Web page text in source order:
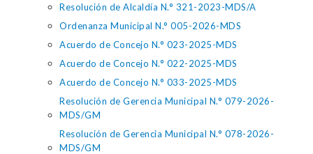
Resolución de Alcaldía N.° 321-2023-MDS/A
Ordenanza Municipal N.° 005-2026-MDS
Acuerdo de Concejo N.° 023-2025-MDS
Acuerdo de Concejo N.° 022-2025-MDS
Acuerdo de Concejo N.° 033-2025-MDS
Resolución de Gerencia Municipal N.° 079-2026-
MDS/GM
Resolución de Gerencia Municipal N.° 078-2026-
MDS/GM